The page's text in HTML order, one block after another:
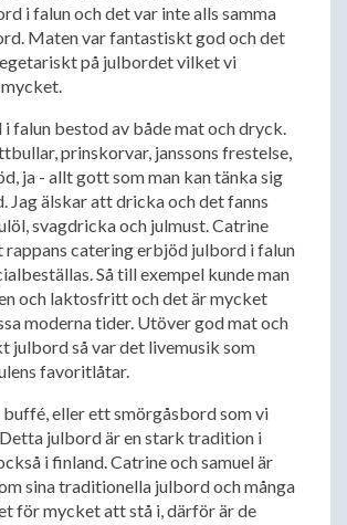
i falun och det var inte alls samma
Maten var fantastiskt god och det
på julbordet vilket vi
falun bestod av både mat och dryck.
prinskorvar, janssons frestelse,
ja - allt gott som man kan tänka sig
Jag älskar att dricka och det fanns
svagdricka och julmust. Catrine
catering erbjöd julbord i falun
Så till exempel kunde man
och laktosfritt och det är mycket
moderna tider. Utöver god mat och
julbord så var det livemusik som
favoritlåtar.
buffé, eller ett smörgåsbord som vi
julbord är en stark tradition i
i finland. Catrine och samuel är
sina traditionella julbord och många
för mycket att stå i, därför är de